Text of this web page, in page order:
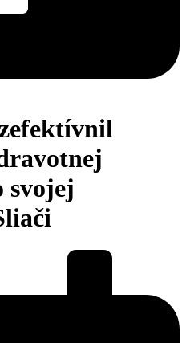
svojej